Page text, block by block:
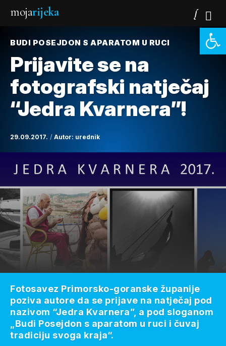
mojarijeka
BUDI POSEJDON S APARATOM U RUCI
Prijavite se na
fotografski natječaj
“Jedra Kvarnera”!
29.09.2017. Autor: urednik
Fotosavez Primorsko-goranske županije
poziva autore da se prijave na natječaj pod
nazivom “Jedra Kvarnera”, a pod sloganom
„Budi Posejdon s aparatom u ruci i čuvaj
tradiciju svoga kraja“.